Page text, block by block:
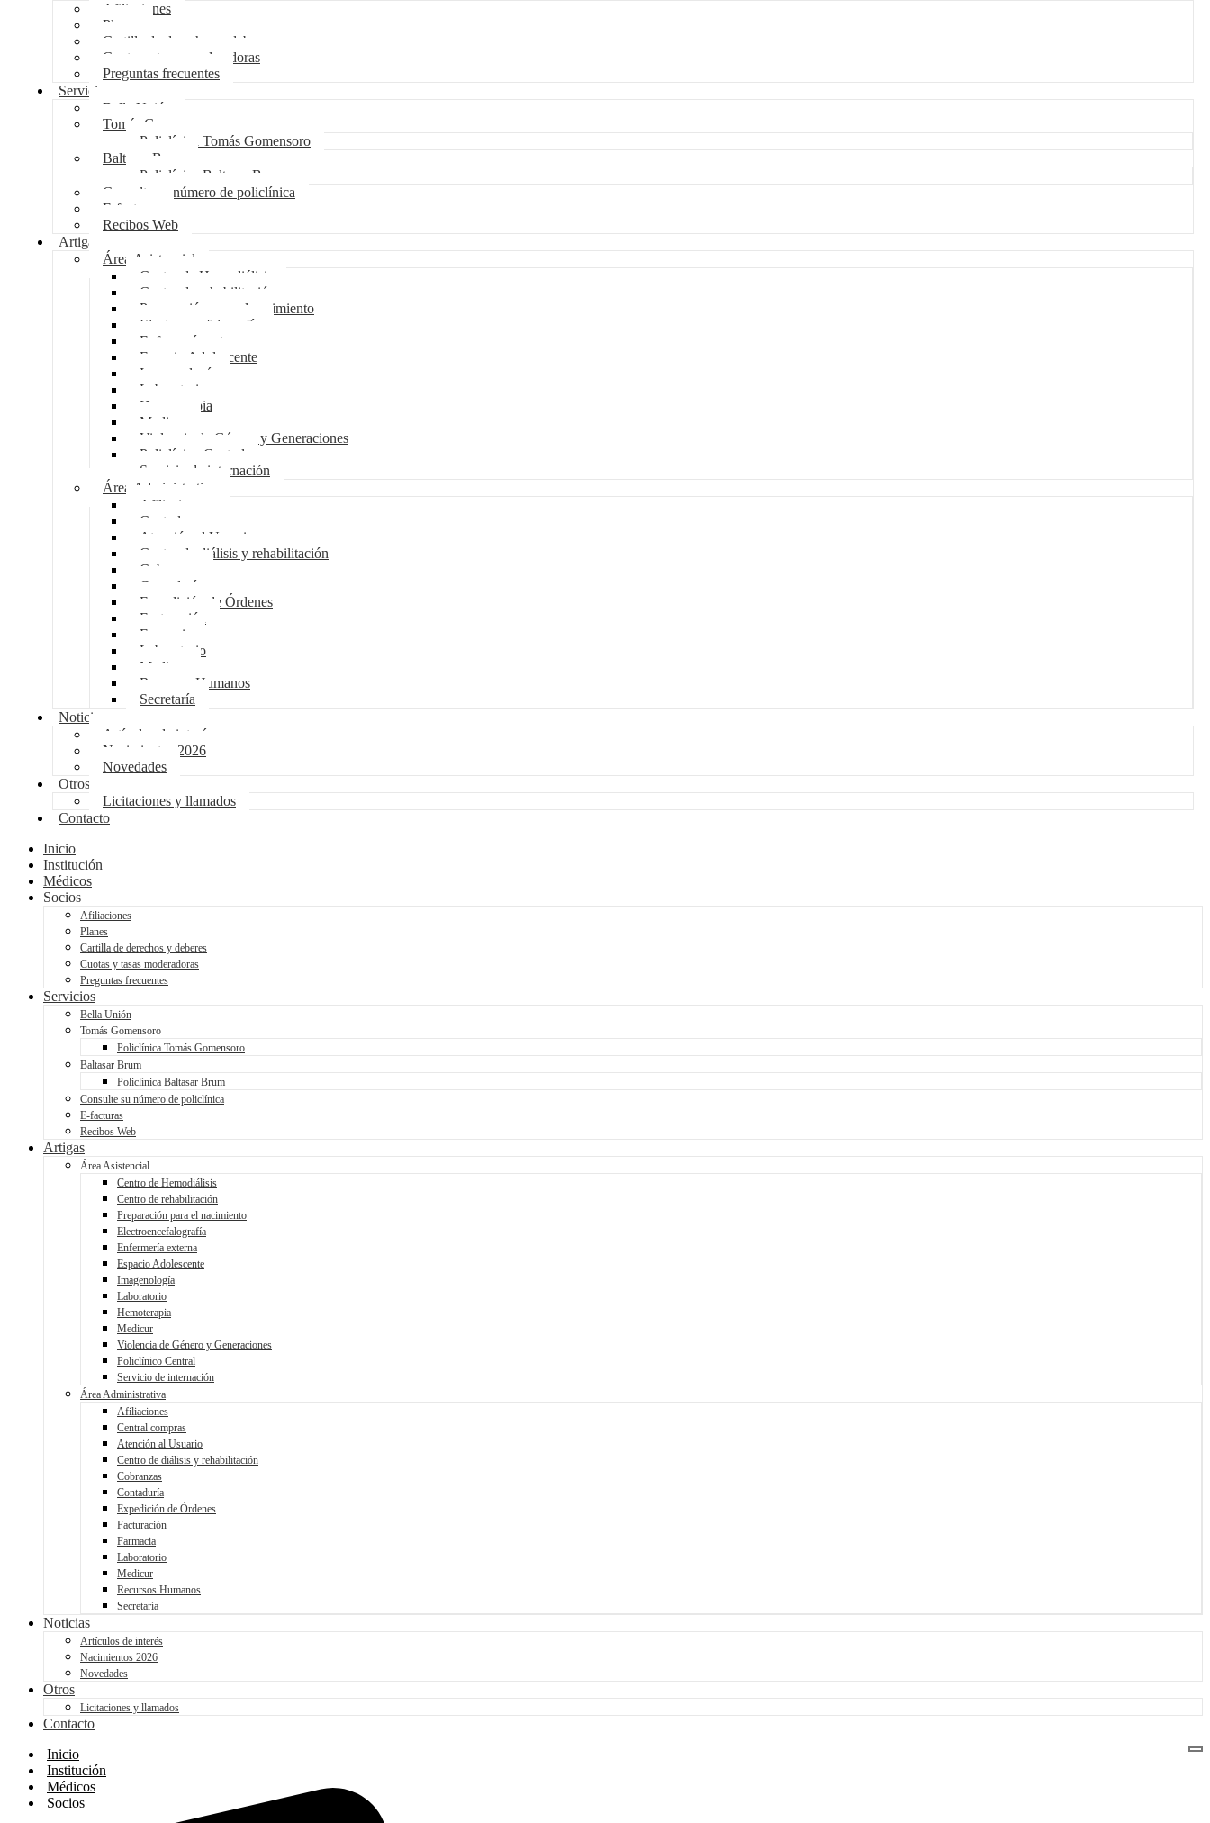
Afiliaciones
Planes
Cartilla de derechos y deberes
Cuotas y tasas moderadoras
Preguntas frecuentes
Servicios
Bella Unión
Tomás Gomensoro
Policlínica Tomás Gomensoro
Baltasar Brum
Policlínica Baltasar Brum
Consulte su número de policlínica
E-facturas
Recibos Web
Artigas
Área Asistencial
Centro de Hemodiálisis
Centro de rehabilitación
Preparación para el nacimiento
Electroencefalografía
Enfermería externa
Espacio Adolescente
Imagenología
Laboratorio
Hemoterapia
Medicur
Violencia de Género y Generaciones
Policlínico Central
Servicio de internación
Área Administrativa
Afiliaciones
Central compras
Atención al Usuario
Centro de diálisis y rehabilitación
Cobranzas
Contaduría
Expedición de Órdenes
Facturación
Farmacia
Laboratorio
Medicur
Recursos Humanos
Secretaría
Noticias
Artículos de interés
Nacimientos 2026
Novedades
Otros
Licitaciones y llamados
Contacto
Inicio
Institución
Médicos
Socios
Afiliaciones
Planes
Cartilla de derechos y deberes
Cuotas y tasas moderadoras
Preguntas frecuentes
Servicios
Bella Unión
Tomás Gomensoro
Policlínica Tomás Gomensoro
Baltasar Brum
Policlínica Baltasar Brum
Consulte su número de policlínica
E-facturas
Recibos Web
Artigas
Área Asistencial
Centro de Hemodiálisis
Centro de rehabilitación
Preparación para el nacimiento
Electroencefalografía
Enfermería externa
Espacio Adolescente
Imagenología
Laboratorio
Hemoterapia
Medicur
Violencia de Género y Generaciones
Policlínico Central
Servicio de internación
Área Administrativa
Afiliaciones
Central compras
Atención al Usuario
Centro de diálisis y rehabilitación
Cobranzas
Contaduría
Expedición de Órdenes
Facturación
Farmacia
Laboratorio
Medicur
Recursos Humanos
Secretaría
Noticias
Artículos de interés
Nacimientos 2026
Novedades
Otros
Licitaciones y llamados
Contacto
Inicio
Institución
Médicos
Socios